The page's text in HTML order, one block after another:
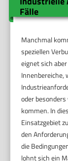
Fälle
Manchmal
speziellen
eignet sich
Innenbereiche,
oder
kommen. In
Einsatzgebiet
den
die
lohnt sich ein